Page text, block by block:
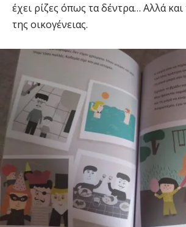
έχει ρίζες όπως τα δέντρα… Αλλά
της οικογένειας.